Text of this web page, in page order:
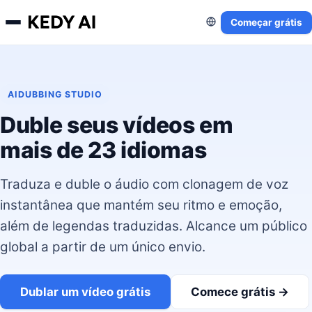
Começar grátis
AIDUBBING STUDIO
Duble seus vídeos em
mais de 23 idiomas
Traduza e duble o áudio com clonagem de voz
instantânea que mantém seu ritmo e emoção,
além de legendas traduzidas. Alcance um público
global a partir de um único envio.
Dublar um vídeo grátis Comece grátis →